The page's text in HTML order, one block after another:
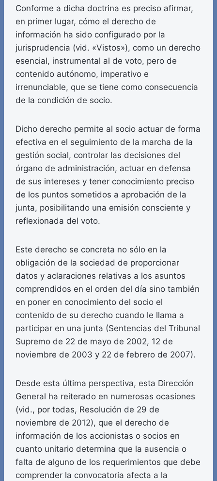
Conforme a dicha doctrina es preciso afirmar,
en primer lugar, cómo el derecho de
información ha sido configurado por la
jurisprudencia (vid. «Vistos»), como un derecho
esencial, instrumental al de voto, pero de
contenido autónomo, imperativo e
irrenunciable, que se tiene como consecuencia
de la condición de socio.
Dicho derecho permite al socio actuar de forma
efectiva en el seguimiento de la marcha de la
gestión social, controlar las decisiones del
órgano de administración, actuar en defensa
de sus intereses y tener conocimiento preciso
de los puntos sometidos a aprobación de la
junta, posibilitando una emisión consciente y
reflexionada del voto.
Este derecho se concreta no sólo en la
obligación de la sociedad de proporcionar
datos y aclaraciones relativas a los asuntos
comprendidos en el orden del día sino también
en poner en conocimiento del socio el
contenido de su derecho cuando le llama a
participar en una junta (Sentencias del Tribunal
Supremo de 22 de mayo de 2002, 12 de
noviembre de 2003 y 22 de febrero de 2007).
Desde esta última perspectiva, esta Dirección
General ha reiterado en numerosas ocasiones
(vid., por todas, Resolución de 29 de
noviembre de 2012), que el derecho de
información de los accionistas o socios en
cuanto unitario determina que la ausencia o
falta de alguno de los requerimientos que debe
comprender la convocatoria afecta a la